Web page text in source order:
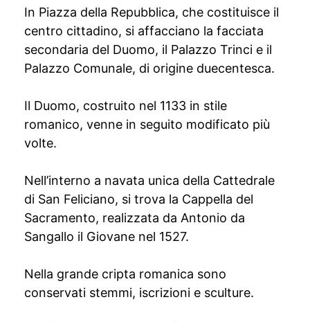
In Piazza della Repubblica, che costituisce il
centro cittadino, si affacciano la facciata
secondaria del Duomo, il Palazzo Trinci e il
Palazzo Comunale, di origine duecentesca.
Il Duomo, costruito nel 1133 in stile
romanico, venne in seguito modificato più
volte.
Nell’interno a navata unica della Cattedrale
di San Feliciano, si trova la Cappella del
Sacramento, realizzata da Antonio da
Sangallo il Giovane nel 1527.
Nella grande cripta romanica sono
conservati stemmi, iscrizioni e sculture.